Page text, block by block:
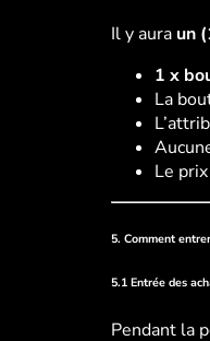
Il y aura un
1 x
La
Le
5. Comment
5.1 Entrée des
Pendant la